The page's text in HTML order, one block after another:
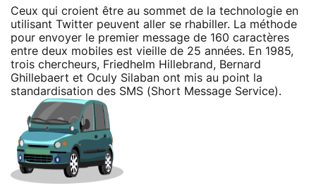
Ceux qui croient être au sommet de la technologie en
utilisant Twitter peuvent aller se rhabiller. La méthode
pour envoyer le premier message de 160 caractères
entre deux mobiles est vieille de 25 années. En 1985,
trois chercheurs, Friedhelm Hillebrand, Bernard
Ghillebaert et Oculy Silaban ont mis au point la
standardisation des SMS (Short Message Service).